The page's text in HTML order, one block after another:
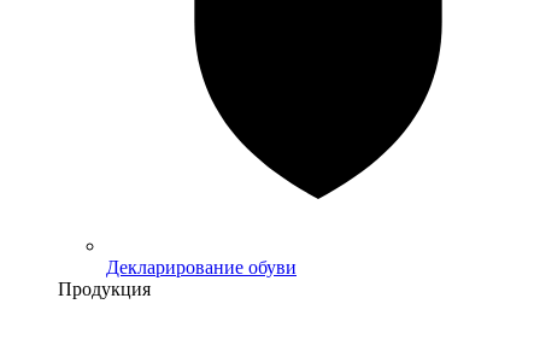
Декларирование обуви
Продукция